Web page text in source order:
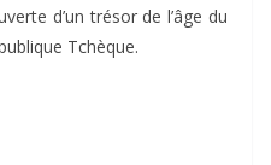
d’un trésor de l’âge du
Tchèque.